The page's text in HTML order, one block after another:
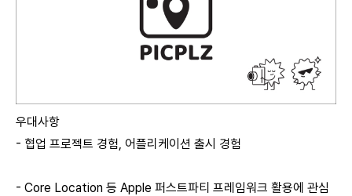
우대사항
- 협업 프로젝트 경험, 어플리케이션 출시 경험
- Core Location 등 Apple 퍼스트파티 프레임워크 활용에 관심